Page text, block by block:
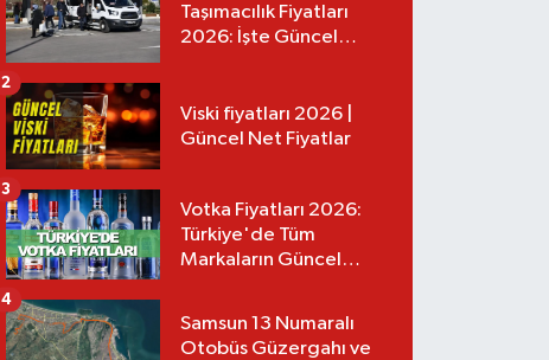
Taşımacılık Fiyatları
2026: İşte Güncel
Viski fiyatları 2026 |
Güncel Net Fiyatlar
2
Votka Fiyatları 2026:
Türkiye'de Tüm
Markaların Güncel
3
Samsun 13 Numaralı
Otobüs Güzergahı ve
4